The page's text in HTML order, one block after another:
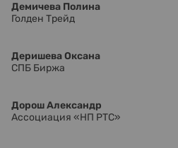
Демичева Полина
Голден Трейд
Деришева Оксана
СПБ Биржа
Дорош Александр
Ассоциация «НП РТС»